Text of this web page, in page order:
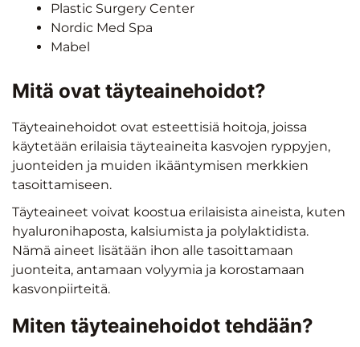
Plastic Surgery Center
Nordic Med Spa
Mabel
Mitä ovat täyteainehoidot?
Täyteainehoidot ovat esteettisiä hoitoja, joissa
käytetään erilaisia täyteaineita kasvojen ryppyjen,
juonteiden ja muiden ikääntymisen merkkien
tasoittamiseen.
Täyteaineet voivat koostua erilaisista aineista, kuten
hyaluronihaposta, kalsiumista ja polylaktidista.
Nämä aineet lisätään ihon alle tasoittamaan
juonteita, antamaan volyymia ja korostamaan
kasvonpiirteitä.
Miten täyteainehoidot tehdään?